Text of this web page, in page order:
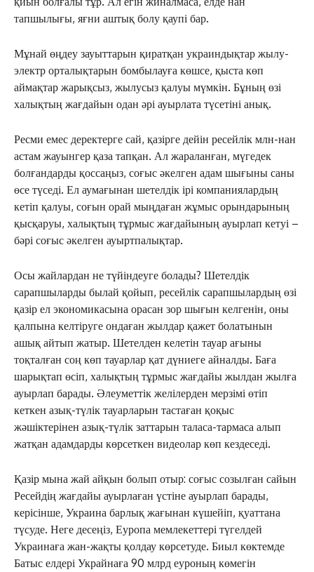
тапшылығы, яғни аштық болу қаупі бар.
Мұнай өңдеу зауыттарын қиратқан украиндықтар жылу-
электр орталықтарын бомбылауға көшсе, қыста көп
аймақтар жарықсыз, жылусыз қалуы мүмкін. Бұның өзі
халықтың жағдайын одан әрі ауырлата түсетіні анық.
Ресми емес деректерге сай, қазірге дейін ресейлік млн-нан
астам жауынгер қаза тапқан. Ал жараланған, мүгедек
болғандарды қоссаңыз, соғыс әкелген адам шығыны саны
өсе түседі. Ел аумағынан шетелдік ірі компаниялардың
кетіп қалуы, соғын орай мыңдаған жұмыс орындарының
қысқаруы, халықтың тұрмыс жағдайының ауырлап кетуі –
бәрі соғыс әкелген ауыртпалықтар.
Осы жайлардан не түйіндеуге болады? Шетелдік
сарапшыларды былай қойып, ресейлік сарапшылардың өзі
қазір ел экономикасына орасан зор шығын келгенін, оны
қалпына келтіруге ондаған жылдар қажет болатынын
ашық айтып жатыр. Шетелден келетін тауар ағыны
тоқталған соң көп тауарлар қат дүниеге айналды. Баға
шарықтап өсіп, халықтың тұрмыс жағдайы жылдан жылға
ауырлап барады. Әлеуметтік желілерден мерзімі өтіп
кеткен азық-түлік тауарларын тастаған қоқыс
жәшіктерінен азық-түлік заттарын таласа-тармаса алып
жатқан адамдарды көрсеткен видеолар көп кездеседі.
Қазір мына жай айқын болып отыр: соғыс созылған сайын
Ресейдің жағдайы ауырлаған үстіне ауырлап барады,
керісінше, Украина барлық жағынан күшейіп, қуаттана
түсуде. Неге десеңіз, Еуропа мемлекеттері түгелдей
Украинаға жан-жақты қолдау көрсетуде. Биыл көктемде
Батыс елдері Украйнаға 90 млрд еуроның көмегін